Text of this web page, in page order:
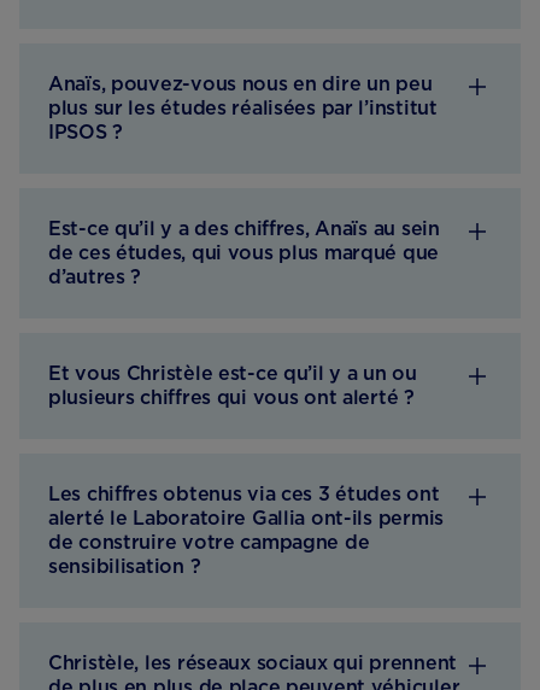
Anaïs, pouvez-vous nous en dire un peu
plus sur les études réalisées par l’institut
IPSOS ?
Est-ce qu’il y a des chiffres, Anaïs au sein
de ces études, qui vous plus marqué que
d’autres ?
Et vous Christèle est-ce qu’il y a un ou
plusieurs chiffres qui vous ont alerté ?
Les chiffres obtenus via ces 3 études ont
alerté le Laboratoire Gallia ont-ils permis
de construire votre campagne de
sensibilisation ?
Christèle, les réseaux sociaux qui prennent